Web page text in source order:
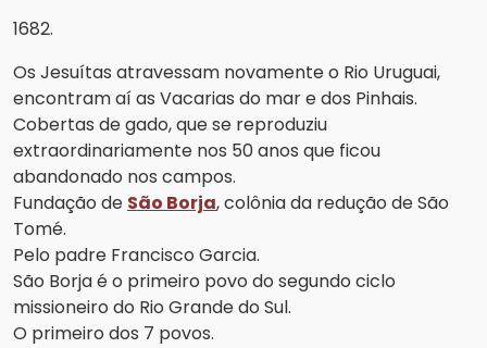
1682.
Os Jesuítas atravessam novamente o Rio Uruguai,
encontram aí as Vacarias do mar e dos Pinhais.
Cobertas de gado, que se reproduziu
extraordinariamente nos 50 anos que ficou
abandonado nos campos.
Fundação de São Borja, colônia da redução de São
Tomé.
Pelo padre Francisco Garcia.
São Borja é o primeiro povo do segundo ciclo
missioneiro do Rio Grande do Sul.
O primeiro dos 7 povos.